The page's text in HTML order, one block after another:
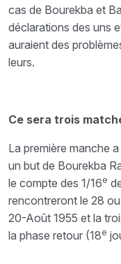
cas de Bourekba et
déclarations des uns
auraient des
leurs.
Ce sera trois
La première manche
un but de Bourekba
le compte des 1/16e
rencontreront le 28
20-Août 1955 et la
la phase retour (18e